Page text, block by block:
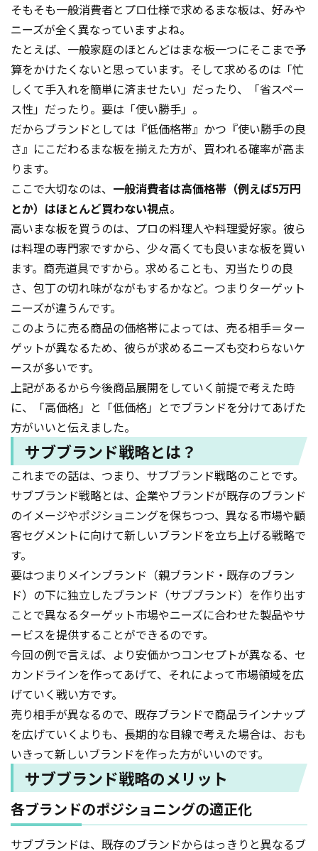
そもそも一般消費者とプロ仕様で求めるまな板は、好みや
ニーズが全く異なっていますよね。
たとえば、一般家庭のほとんどはまな板一つにそこまで予
算をかけたくないと思っています。そして求めるのは「忙
しくて手入れを簡単に済ませたい」だったり、「省スペー
ス性」だったり。要は「使い勝手」。
だからブランドとしては『低価格帯』かつ『使い勝手の良
さ』にこだわるまな板を揃えた方が、買われる確率が高ま
ります。
ここで大切なのは、 一般消費者は高価格帯（例えば5万円
とか）はほとんど買わない視点。
高いまな板を買うのは、プロの料理人や料理愛好家。彼ら
は料理の専門家ですから、少々高くても良いまな板を買い
ます。商売道具ですから。求めることも、刃当たりの良
さ、包丁の切れ味がながもするかなど。つまりターゲット
ニーズが違うんです。
このように売る商品の価格帯によっては、売る相手＝ター
ゲットが異なるため、彼らが求めるニーズも交わらないケ
ースが多いです。
上記があるから今後商品展開をしていく前提で考えた時
に、「高価格」と「低価格」とでブランドを分けてあげた
方がいいと伝えました。
サブブランド戦略とは？
これまでの話は、つまり、サブブランド戦略のことです。
サブブランド戦略とは、企業やブランドが既存のブランド
のイメージやポジショニングを保ちつつ、異なる市場や顧
客セグメントに向けて新しいブランドを立ち上げる戦略で
す。
要はつまりメインブランド（親ブランド・既存のブラン
ド）の下に独立したブランド（サブブランド）を作り出す
ことで異なるターゲット市場やニーズに合わせた製品やサ
ービスを提供することができるのです。
今回の例で言えば、より安価かつコンセプトが異なる、セ
カンドラインを作ってあげて、それによって市場領域を広
げていく戦い方です。
売り相手が異なるので、既存ブランドで商品ラインナップ
を広げていくよりも、長期的な目線で考えた場合は、おも
いきって新しいブランドを作った方がいいのです。
サブブランド戦略のメリット
各ブランドのポジショニングの適正化
サブブランドは、既存のブランドからはっきりと異なるブ